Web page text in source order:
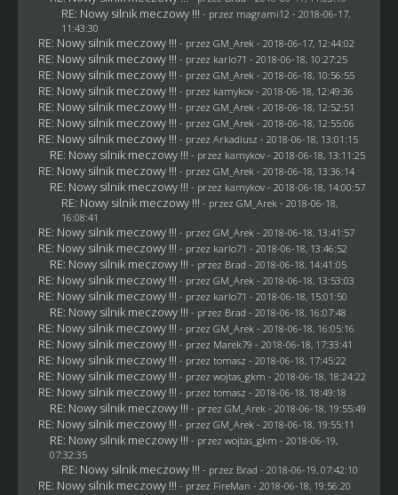
RE: Nowy silnik meczowy !!! - przez magrami12 - 2018-06-17,
11:43:30
RE: Nowy silnik meczowy !!! - przez GM_Arek - 2018-06-17, 12:44:02
RE: Nowy silnik meczowy !!! - przez karlo71 - 2018-06-18, 10:27:25
RE: Nowy silnik meczowy !!! - przez GM_Arek - 2018-06-18, 10:56:55
RE: Nowy silnik meczowy !!! - przez kamykov- 2018-06-18, 12:49:36
RE: Nowy silnik meczowy !!! - przez GM_Arek - 2018-06-18, 12:52:51
RE: Nowy silnik meczowy !!! - przez GM_Arek - 2018-06-18, 12:55:06
RE: Nowy silnik meczowy !!! - przez Arkadiusz - 2018-06-18, 13:01:15
RE: Nowy silnik meczowy !!! - przez kamykov- 2018-06-18, 13:11:25
RE: Nowy silnik meczowy !!! - przez GM_Arek - 2018-06-18, 13:36:14
RE: Nowy silnik meczowy !!! - przez kamykov- 2018-06-18, 14:00:57
RE: Nowy silnik meczowy !!! - przez GM_Arek - 2018-06-18,
16:08:41
RE: Nowy silnik meczowy !!! - przez GM_Arek - 2018-06-18, 13:41:57
RE: Nowy silnik meczowy !!! - przez karlo71 - 2018-06-18, 13:46:52
RE: Nowy silnik meczowy !!! - przez Brad - 2018-06-18, 14:41:05
RE: Nowy silnik meczowy !!! - przez GM_Arek - 2018-06-18, 13:53:03
RE: Nowy silnik meczowy !!! - przez karlo71 - 2018-06-18, 15:01:50
RE: Nowy silnik meczowy !!! - przez Brad - 2018-06-18, 16:07:48
RE: Nowy silnik meczowy !!! - przez GM_Arek - 2018-06-18, 16:05:16
RE: Nowy silnik meczowy !!! - przez Marek79 - 2018-06-18, 17:33:41
RE: Nowy silnik meczowy !!! - przez tomasz - 2018-06-18, 17:45:22
RE: Nowy silnik meczowy !!! - przez wojtas_gkm - 2018-06-18, 18:24:22
RE: Nowy silnik meczowy !!! - przez tomasz - 2018-06-18, 18:49:18
RE: Nowy silnik meczowy !!! - przez GM_Arek - 2018-06-18, 19:55:49
RE: Nowy silnik meczowy !!! - przez GM_Arek - 2018-06-18, 19:55:11
RE: Nowy silnik meczowy !!! - przez wojtas_gkm - 2018-06-19,
07:32:35
RE: Nowy silnik meczowy !!! - przez Brad - 2018-06-19, 07:42:10
RE: Nowy silnik meczowy !!! - przez FireMan - 2018-06-18, 19:56:20